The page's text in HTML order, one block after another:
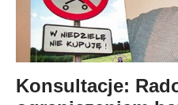
Konsultacje: